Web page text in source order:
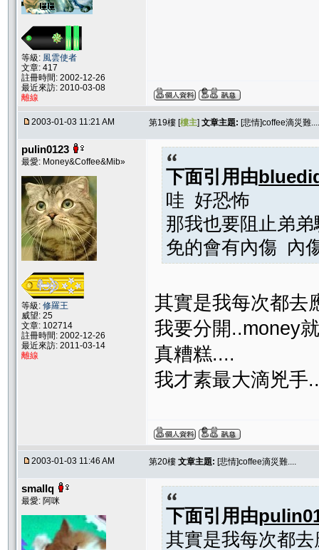
等級: 風雲使者
文章: 417
註冊時間: 2002-12-26
最近來訪: 2010-03-08
離線
2003-01-03 11:21 AM 第19樓 [樓主] 文章主題: [悲情]coffee滴災難....
pulin0123
最愛: Money&Coffee&Mib»
等級: 修羅王
威望: 25
文章: 102714
註冊時間: 2002-12-26
最近來訪: 2011-03-14
離線
下面引用由
哇 好恐怖
那我也要阻止弟
免的會有內傷 內
其實是我每次都去
我要分開..money
真糟糕....
我才素最大滴兇手
2003-01-03 11:46 AM 第20樓 文章主題: [悲情]coffee滴災難....
smallq
最愛: 阿咪
下面引用由
其實是我每次都